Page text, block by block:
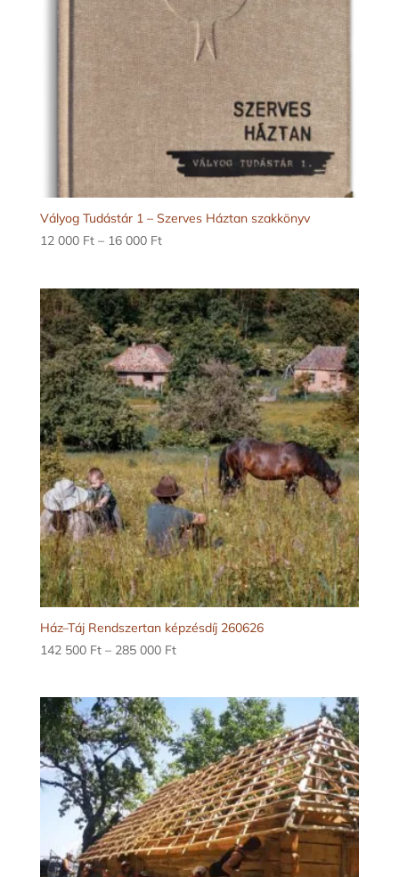
Vályog Tudástár 1 – Szerves Háztan szakkönyv
12 000 Ft – 16 000 FtÁrtartomány:
-
16
000 Ft
Ház–Táj Rendszertan képzésdíj 260626
142 500 Ft – 285 000 FtÁrtartomány:
285
000 Ft